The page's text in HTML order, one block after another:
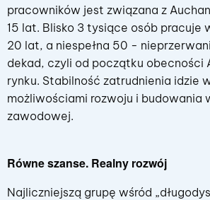
pracowników jest związana z
15 lat. Blisko 3 tysiące osób pracuje
20 lat, a niespełna 50 -
dekad, czyli od początku obecności
rynku. Stabilność zatrudnienia idzie
możliwościami rozwoju i budowania
zawodowej.
Równe szanse. Realny rozwój
Najliczniejszą grupę wśród